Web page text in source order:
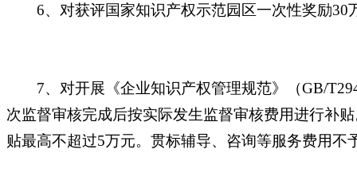
6、对获评国家知识产权示范园区一次性奖励30
7、对开展《企业知识产权管理规范》（GB/
次监督审核完成后按实际发生监督审核费用进行补
贴最高不超过5万元。贯标辅导、咨询等服务费用不